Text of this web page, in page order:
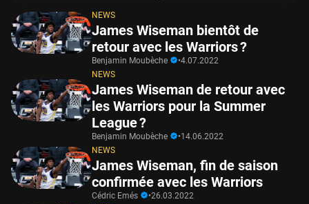
NEWS
James Wiseman bientôt de
retour avec les Warriors ?
Benjamin Moubèche •4.07.2022
NEWS
James Wiseman de retour avec
les Warriors pour la Summer
League ?
Benjamin Moubèche •14.06.2022
NEWS
James Wiseman, fin de saison
confirmée avec les Warriors
Cédric Emés •26.03.2022